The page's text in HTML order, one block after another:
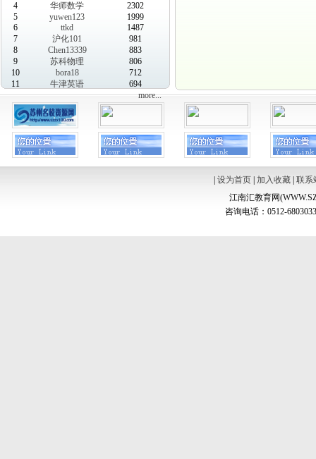
4
华师数学
2302
5
yuwen123
1999
6
ttkd
1487
7
沪化101
981
8
Chen13339
883
9
苏科物理
806
10
bora18
712
11
牛津英语
694
more...
设为首页| 加入收藏| 联系
江南汇教育网
咨询电话：0512-